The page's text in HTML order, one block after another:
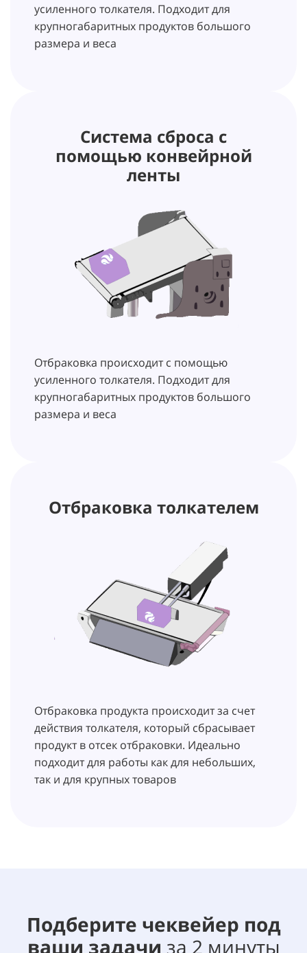
усиленного толкателя. Подходит для
крупногабаритных продуктов большого
размера и веса
Система сброса с
помощью конвейрной
ленты
Отбраковка происходит с помощью
усиленного толкателя. Подходит для
крупногабаритных продуктов большого
размера и веса
Отбраковка толкателем
Отбраковка продукта происходит за счет
действия толкателя, который сбрасывает
продукт в отсек отбраковки. Идеально
подходит для работы как для небольших,
так и для крупных товаров
Подберите чеквейер под
ваши задачи за 2 минуты